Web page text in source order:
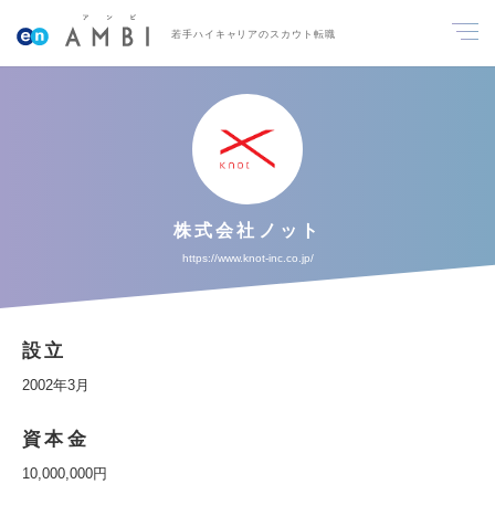
若手ハイキャリアのスカウト転職
株式会社ノット
https://www.knot-inc.co.jp/
設立
2002年3月
資本金
10,000,000円